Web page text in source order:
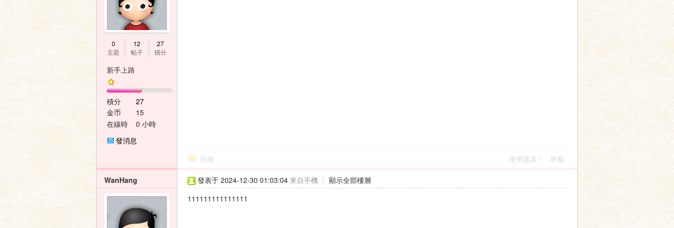
0
主題
12
帖子
27
積分
新手上路
積分
27
金币
15
在線時
0 小時
發消息
回複 使用道具 舉報
WanHang 發表于 2024-12-30 01:03:04 來自手機 | 顯示全部樓層
111111111111111